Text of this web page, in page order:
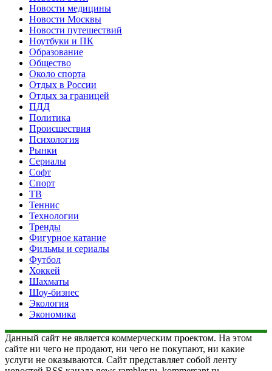
Новости медицины
Новости Москвы
Новости путешествий
Ноутбуки и ПК
Образование
Общество
Около спорта
Отдых в России
Отдых за границей
ПДД
Политика
Происшествия
Психология
Рынки
Сериалы
Софт
Спорт
ТВ
Теннис
Технологии
Тренды
Фигурное катание
Фильмы и сериалы
Футбол
Хоккей
Шахматы
Шоу-бизнес
Экология
Экономика
Данный сайт не является коммерческим проектом. На этом
сайте ни чего не продают, ни чего не покупают, ни какие
услуги не оказываются. Сайт представляет собой ленту